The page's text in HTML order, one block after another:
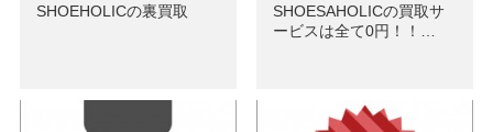
SHOEHOLICの裏買取
SHOESAHOLICの買取サ
ービスは全て0円！！…